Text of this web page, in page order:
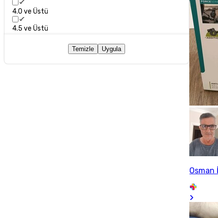
4.0 ve Üstü
4.5 ve Üstü
Temizle Uygula
Osman